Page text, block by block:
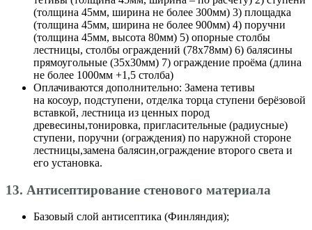
(толщина 45мм, ширина не более 300мм) 3) площадка
(толщина 45мм, ширина не более 900мм) 4) поручни
(толщина 45мм, высота 80мм) 5) опорные столбы
лестницы, столбы ограждений (78х78мм) 6) балясины
прямоугольные (35х30мм) 7) ограждение проёма (длина
не более 1000мм +1,5 столба)
Оплачиваются дополнительно: Замена тетивы
на косоур, подступени, отделка торца ступени берёзовой
вставкой, лестница из ценных пород
древесины,тонировка, пригласительные (радиусные)
ступени, поручни (ограждения) по наружной стороне
лестницы,замена балясин,ограждение второго света и
его установка.
13. Антисептирование стенового материала
Базовый слой антисептика (Финляндия);